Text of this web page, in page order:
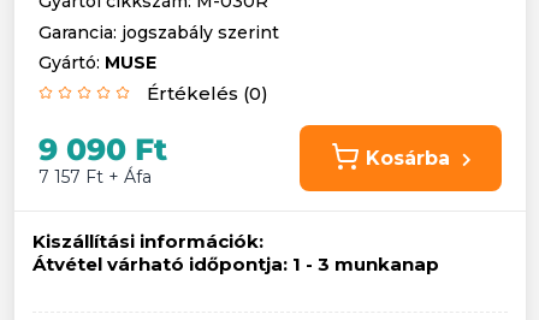
Garancia: jogszabály szerint
Gyártó: MUSE
Értékelés (0)
9 090 Ft
7 157 Ft + Áfa
Kosárba
Kiszállítási információk:
Átvétel várható időpontja: 1 - 3 munkanap